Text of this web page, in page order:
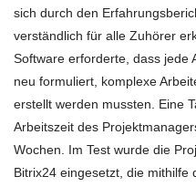
sich durch den
verständlich für alle Zuhörer
Software erforderte, dass jede
neu formuliert, komplexe
erstellt werden mussten. Eine
Arbeitszeit des
Wochen. Im Test wurde die
Bitrix24 eingesetzt, die mithilfe